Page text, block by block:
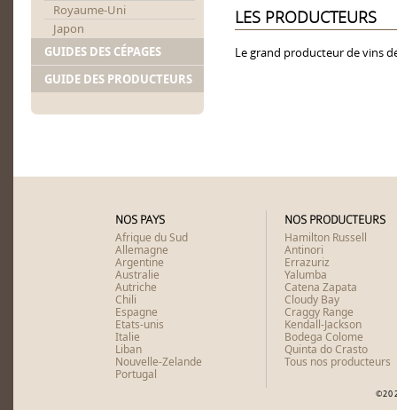
Royaume-Uni
Japon
GUIDES DES CÉPAGES
GUIDE DES PRODUCTEURS
LES PRODUCTEURS
Le grand producteur de vins
NOS PAYS
Afrique du Sud
Allemagne
Argentine
Australie
Autriche
Chili
Espagne
Etats-unis
Italie
Liban
Nouvelle-Zelande
Portugal
NOS PRODUCTEURS
Hamilton Russell
Antinori
Errazuriz
Yalumba
Catena Zapata
Cloudy Bay
Craggy Range
Kendall-Jackson
Bodega Colome
Quinta do Crasto
Tous nos producteurs